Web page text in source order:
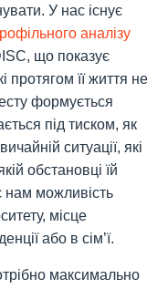
У нас існує
аналізу
що показує
протягом її життя не
формується
під тиском, як
ситуації, які
обстановці їй
нам можливість
місце
або в сім’ї.
максимально